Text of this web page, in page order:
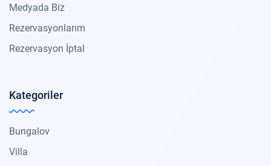
Medyada Biz
Rezervasyonlarım
Rezervasyon İptal
Kategoriler
Bungalov
Villa